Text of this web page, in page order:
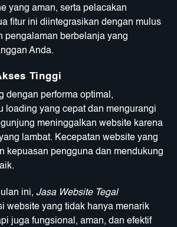
yang aman, serta pelacakan
fitur ini diintegrasikan dengan mulus
pengalaman berbelanja yang
Anda.
Tinggi
dengan performa optimal,
loading yang cepat dan mengurangi
meninggalkan website karena
lambat. Kecepatan website yang
kepuasan pengguna dan mendukung
ini,Jasa Website Tegal
website yang tidak hanya menarik
juga fungsional, aman, dan efektif